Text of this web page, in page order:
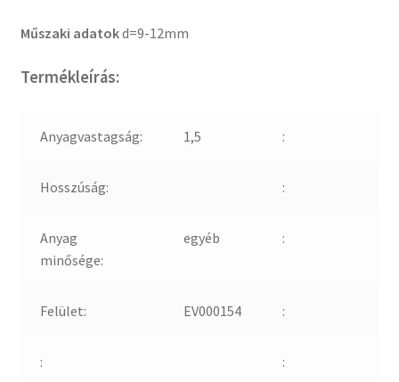
Műszaki adatokd=9-12mm
Termékleírás:
Anyagvastagság: 1,5 :
Hosszúság: :
Anyag
minősége:
egyéb :
Felület: EV000154 :
: :